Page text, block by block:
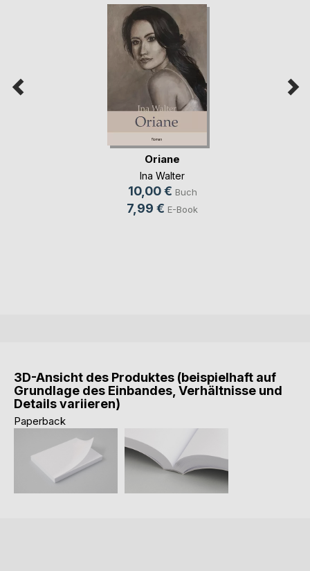
Oriane
Ina Walter
10,00 € Buch
7,99 € E-Book
3D-Ansicht des Produktes (beispielhaft auf
Grundlage des Einbandes, Verhältnisse und
Details variieren)
Paperback